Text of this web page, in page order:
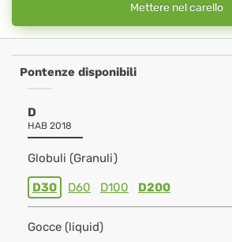
Mettere nel carello
Pontenze disponibili
D
HAB 2018
Globuli (Granuli)
D30 D60 D100 D200
Gocce (liquid)